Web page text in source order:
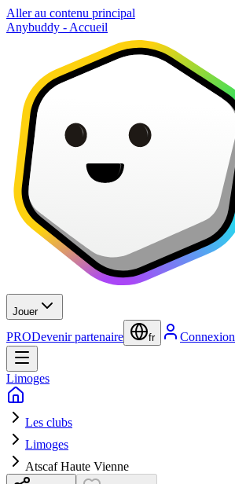
Aller au contenu principal
Anybuddy - Accueil
Jouer
PRODevenir partenaire fr Connexion
Limoges
Les clubs
Limoges
Atscaf Haute Vienne